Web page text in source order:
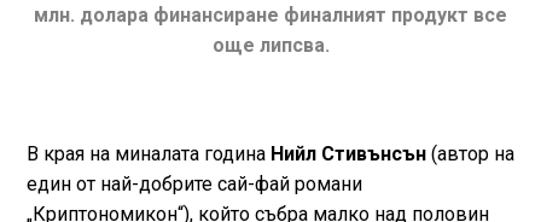
млн. долара финансиране финалният продукт все
още липсва.
В края на миналата година Нийл Стивънсън(автор на
един от най-добрите сай-фай романи
„Криптономикон“), който събра малко над половин